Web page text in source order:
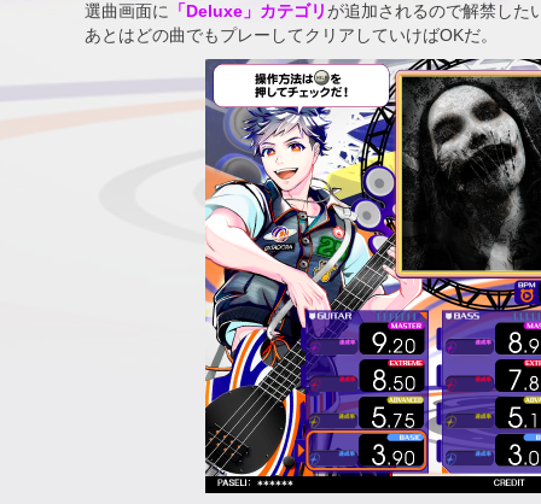
選曲画面に 「Deluxe」カテゴリ が追加されるので解禁した
あとはどの曲でもプレーしてクリアしていけばOKだ。